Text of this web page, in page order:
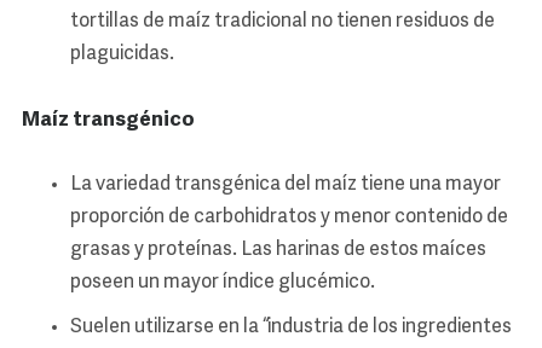
tortillas de maíz tradicional no tienen residuos de
plaguicidas.
Maíz transgénico
La variedad transgénica del maíz tiene una mayor
proporción de carbohidratos y menor contenido de
grasas y proteínas. Las harinas de estos maíces
poseen un mayor índice glucémico.
Suelen utilizarse en la “industria de los ingredientes